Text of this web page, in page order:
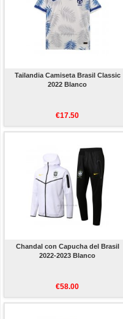
Tailandia Camiseta Brasil Classic
2022 Blanco
€17.50
Chandal con Capucha del Brasil
2022-2023 Blanco
€58.00